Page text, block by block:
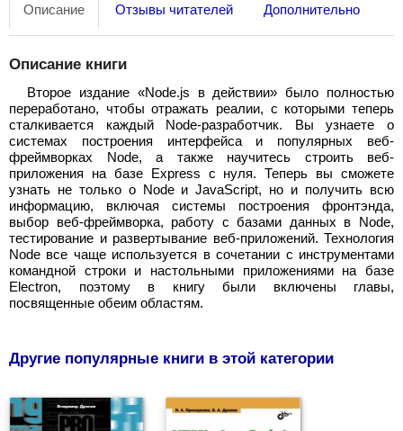
Описание Отзывы читателей Дополнительно
Описание книги
Второе издание «Node.js в действии» было полностью
переработано, чтобы отражать реалии, с которыми теперь
сталкивается каждый Node-разработчик. Вы узнаете о
системах построения интерфейса и популярных веб-
фреймворках Node, а также научитесь строить веб-
приложения на базе Express с нуля. Теперь вы сможете
узнать не только о Node и JavaScript, но и получить всю
информацию, включая системы построения фронтэнда,
выбор веб-фреймворка, работу с базами данных в Node,
тестирование и развертывание веб-приложений. Технология
Node все чаще используется в сочетании с инструментами
командной строки и настольными приложениями на базе
Electron, поэтому в книгу были включены главы,
посвященные обеим областям.
Другие популярные книги в этой категории